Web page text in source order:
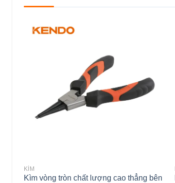
KÌM
Kìm vòng tròn chất lượng cao thẳng bên